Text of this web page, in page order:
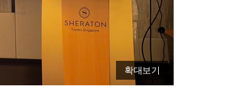
확대보기